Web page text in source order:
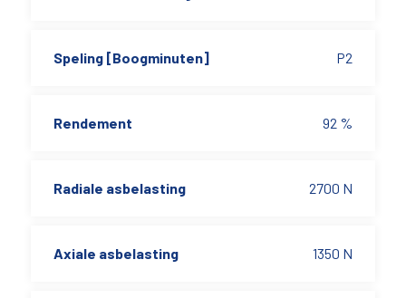
Speling [Boogminuten] P2
Rendement 92 %
Radiale asbelasting 2700 N
Axiale asbelasting 1350 N